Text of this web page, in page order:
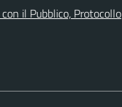
il Pubblico, Protocollo